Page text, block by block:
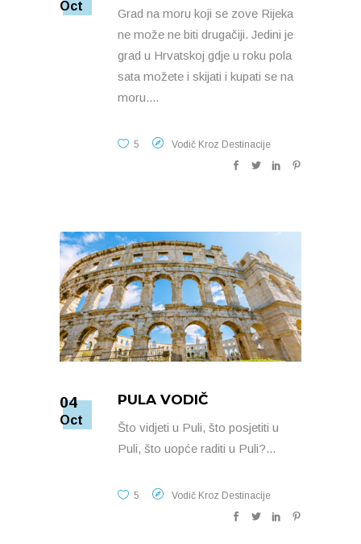
Oct
Grad na moru koji se zove Rijeka
ne može ne biti drugačiji. Jedini je
grad u Hrvatskoj gdje u roku pola
sata možete i skijati i kupati se na
moru.
5 Vodič Kroz Destinacije
04
Oct
PULA VODIČ
Što vidjeti u Puli, što posjetiti u
Puli, što uopće raditi u Puli?
5 Vodič Kroz Destinacije